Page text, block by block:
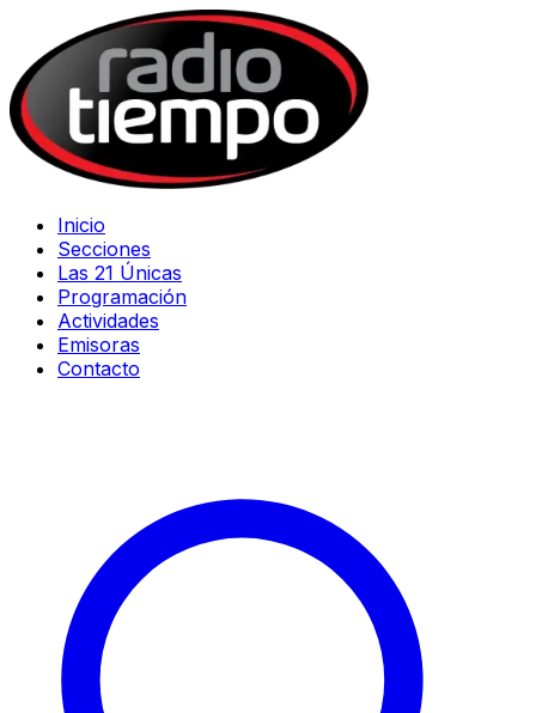
Inicio
Secciones
Las 21 Únicas
Programación
Actividades
Emisoras
Contacto